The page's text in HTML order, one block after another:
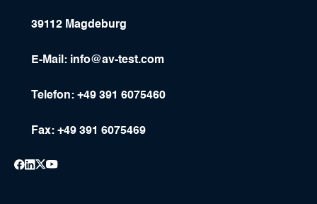
39112 Magdeburg
E-Mail: info@av-test.com
Telefon: +49 391 6075460
Fax: +49 391 6075469